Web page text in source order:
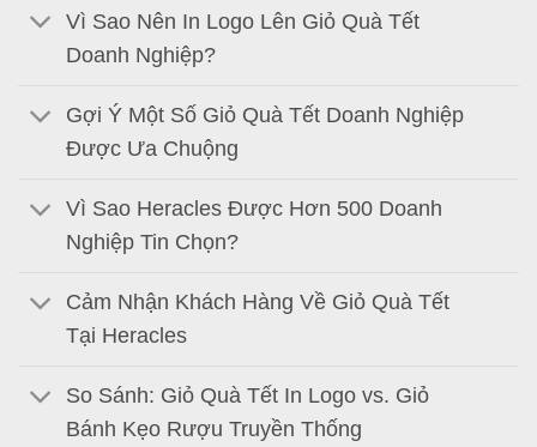
Vì Sao Nên In Logo Lên Giỏ Quà Tết
Doanh Nghiệp?
Gợi Ý Một Số Giỏ Quà Tết Doanh Nghiệp
Được Ưa Chuộng
Vì Sao Heracles Được Hơn 500 Doanh
Nghiệp Tin Chọn?
Cảm Nhận Khách Hàng Về Giỏ Quà Tết
Tại Heracles
So Sánh: Giỏ Quà Tết In Logo vs. Giỏ
Bánh Kẹo Rượu Truyền Thống